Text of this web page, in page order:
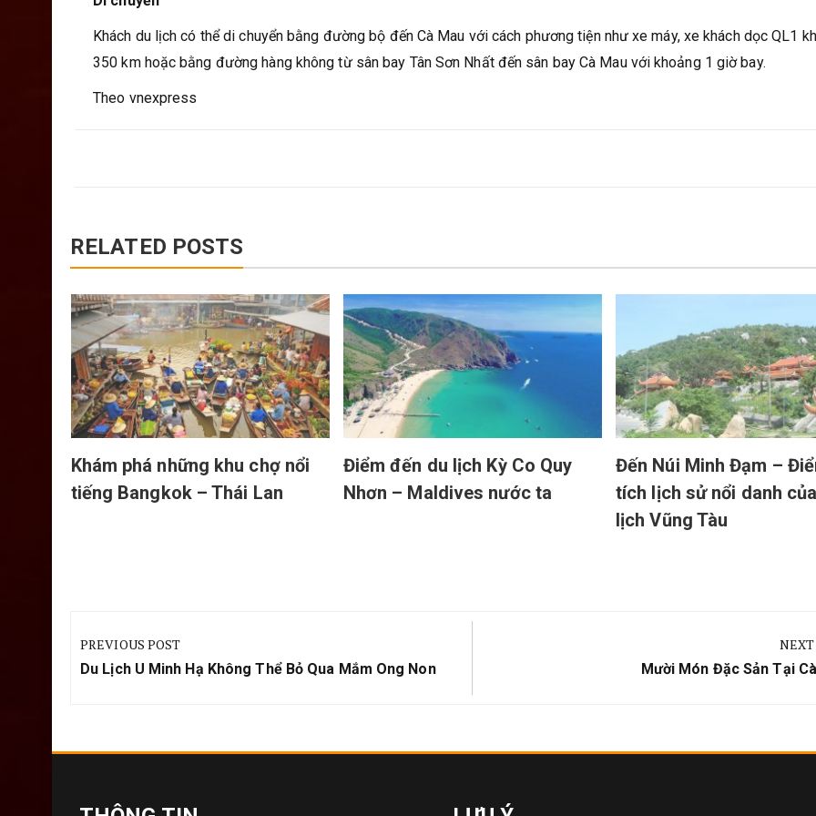
Khách du lịch có thể di chuyển bằng đường bộ đến Cà Mau với cách phương tiện như xe máy, xe khách dọc QL1
350 km hoặc bằng đường hàng không từ sân bay Tân Sơn Nhất đến sân bay Cà Mau với khoảng 1 giờ bay.
Theo vnexpress
RELATED POSTS
Khám phá những khu chợ nổi
tiếng Bangkok – Thái Lan
Điểm đến du lịch Kỳ Co Quy
Nhơn – Maldives nước ta
Đến Núi Minh Đạm –
tích lịch sử nổi danh
lịch Vũng Tàu
hướng
bài
PREVIOUS POST
Previous
Du Lịch U Minh Hạ Không Thể Bỏ Qua Mắm Ong Non
NEXT
Next
Mười Món Đặc Sản Tại